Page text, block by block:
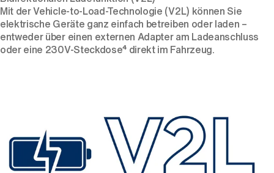
Mit der Vehicle-to-Load-Technologie (V2L) können Sie
elektrische Geräte ganz einfach betreiben oder laden –
entweder über einen externen Adapter am Ladeanschluss
oder eine 230V-Steckdose⁴ direkt im Fahrzeug.